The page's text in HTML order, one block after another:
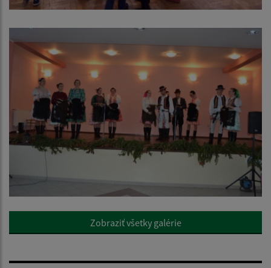
Zobraziť všetky galérie